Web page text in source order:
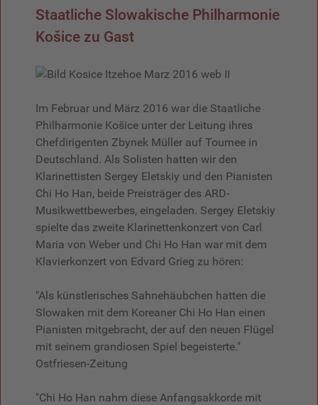
Staatliche Slowakische Philharmonie
Košice zu Gast
Im Februar und März 2016 war die Staatliche
Philharmonie Košice unter der Leitung ihres
Chefdirigenten Zbynek Müller auf Tournee in
Deutschland. Als Solisten hatten wir den
Klarinettisten Sergey Eletskiy und den Pianisten
Chi Ho Han, beide Preisträger des ARD-
Musikwettbewerbes, eingeladen. Sergey Eletskiy
spielte das zweite Klarinettenkonzert von Carl
Maria von Weber und Chi Ho Han war mit dem
Klavierkonzert von Edvard Grieg zu hören:
"Als künstlerisches Sahnehäubchen hatten die
Slowaken mit dem Koreaner Chi Ho Han einen
Pianisten mitgebracht, der auf den neuen Flügel
mit seinem grandiosen Spiel begeisterte."
Ostfriesen-Zeitung
"Chi Ho Han nahm diese Anfangsakkorde mit